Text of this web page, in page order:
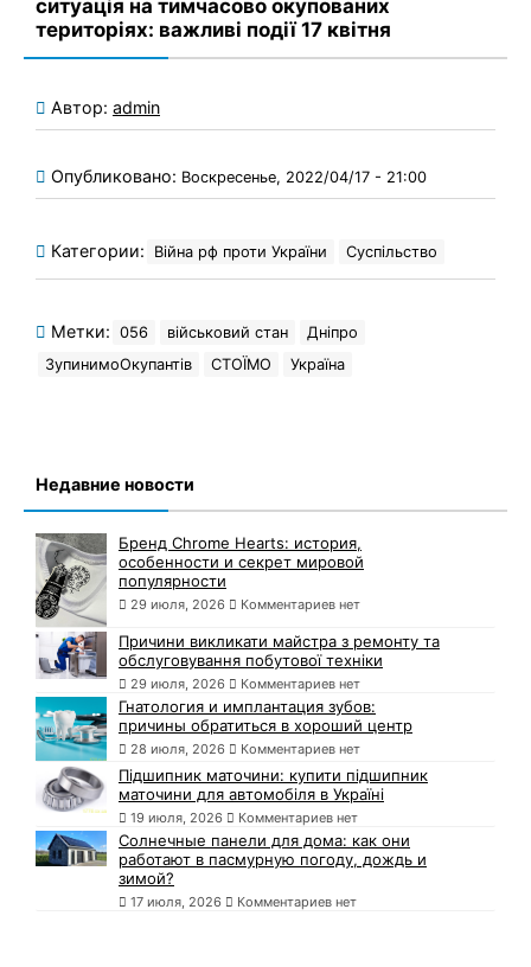
ситуація на тимчасово окупованих
територіях: важливі події 17 квітня
Автор: admin
Опубликовано: Воскресенье, 2022/04/17 - 21:00
Категории: Війна рф проти України Суспільство
Метки: 056 військовий стан
Дніпро
ЗупинимоОкупантів
СТОЇМО Україна
Недавние новости
Бренд Chrome Hearts: история,
особенности и секрет мировой
популярности
29 июля, 2026 Комментариев нет
Причини викликати майстра з ремонту та
обслуговування побутової техніки
29 июля, 2026 Комментариев нет
Гнатология и имплантация зубов:
причины обратиться в хороший центр
28 июля, 2026 Комментариев нет
Підшипник маточини: купити підшипник
маточини для автомобіля в Україні
19 июля, 2026 Комментариев нет
Солнечные панели для дома: как они
работают в пасмурную погоду, дождь и
зимой?
17 июля, 2026 Комментариев нет